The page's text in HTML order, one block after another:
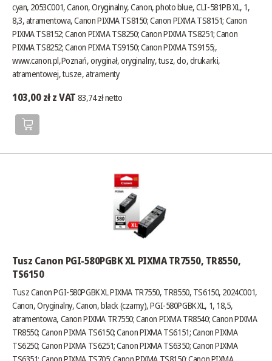
cyan, 2053C001, Canon, Oryginalny, Canon, photo blue, CLI-581PB XL, 1,
8,3, atramentowa, Canon PIXMA TS8150; Canon PIXMA TS8151; Canon
PIXMA TS8152; Canon PIXMA TS8250; Canon PIXMA TS8251; Canon
PIXMA TS8252; Canon PIXMA TS9150; Canon PIXMA TS9155;,
www.canon.pl,Poznań, oryginał, oryginalny, tusz, do, drukarki,
atramentowej, tusze, atramenty
103,00 zł z VAT 83,74 zł netto
Tusz Canon PGI-580PGBK XL PIXMA TR7550, TR8550,
TS6150
Tusz Canon PGI-580PGBK XL PIXMA TR7550, TR8550, TS6150, 2024C001,
Canon, Oryginalny, Canon, black (czarny), PGI-580PGBK XL, 1, 18,5,
atramentowa, Canon PIXMA TR7550; Canon PIXMA TR8540; Canon PIXMA
TR8550; Canon PIXMA TS6150; Canon PIXMA TS6151; Canon PIXMA
TS6250; Canon PIXMA TS6251; Canon PIXMA TS6350; Canon PIXMA
TS6351; Canon PIXMA TS705; Canon PIXMA TS8150; Canon PIXMA